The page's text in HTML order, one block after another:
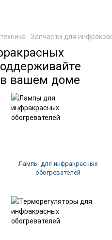
Запчасти для
вашем доме
Лампы для инфракрасных
обогревателей